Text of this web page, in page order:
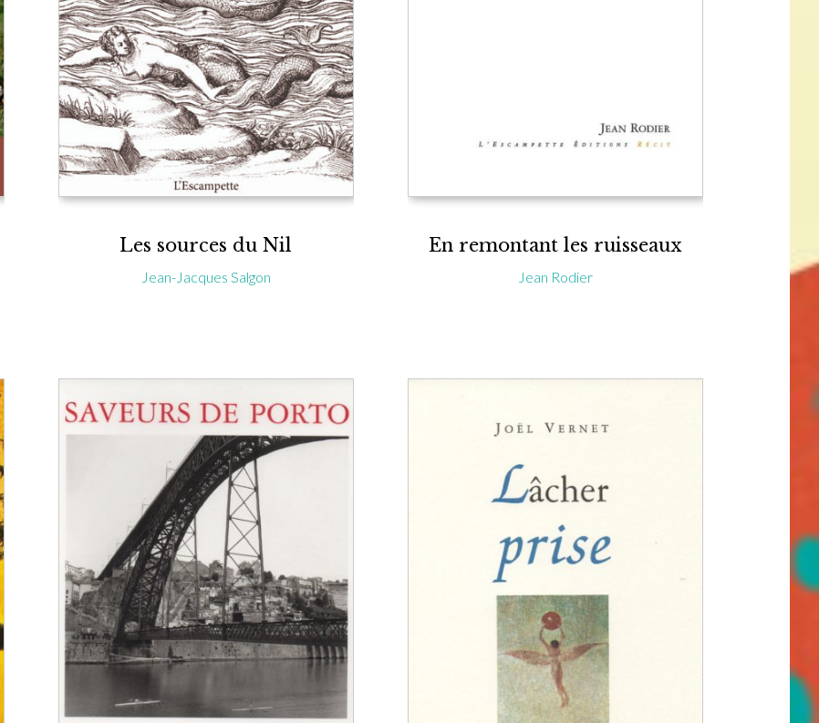
Les sources du Nil
Jean-Jacques Salgon
En remontant les ruisseaux
Jean Rodier